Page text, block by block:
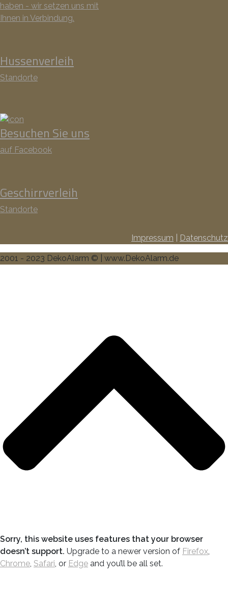
haben - wir setzen uns mit
Ihnen in Verbindung.
Hussenverleih
Standorte
Besuchen Sie uns
auf Facebook
Geschirrverleih
Standorte
Impressum Datenschutz
2001 - 2023 DekoAlarm © | www.DekoAlarm.de
Sorry, this website uses features that your browser
doesn’t support. Upgrade to a newer version of Firefox
Chrome Safari , or Edge and you’ll be all set.